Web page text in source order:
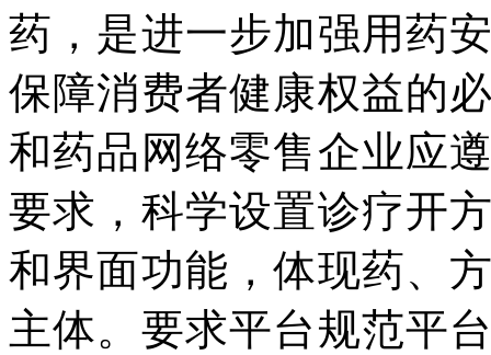
药，是进一步加强用药
保障消费者健康权益的
和药品网络零售企业应
要求，科学设置诊疗开
和界面功能，体现药、
主体。要求平台规范平